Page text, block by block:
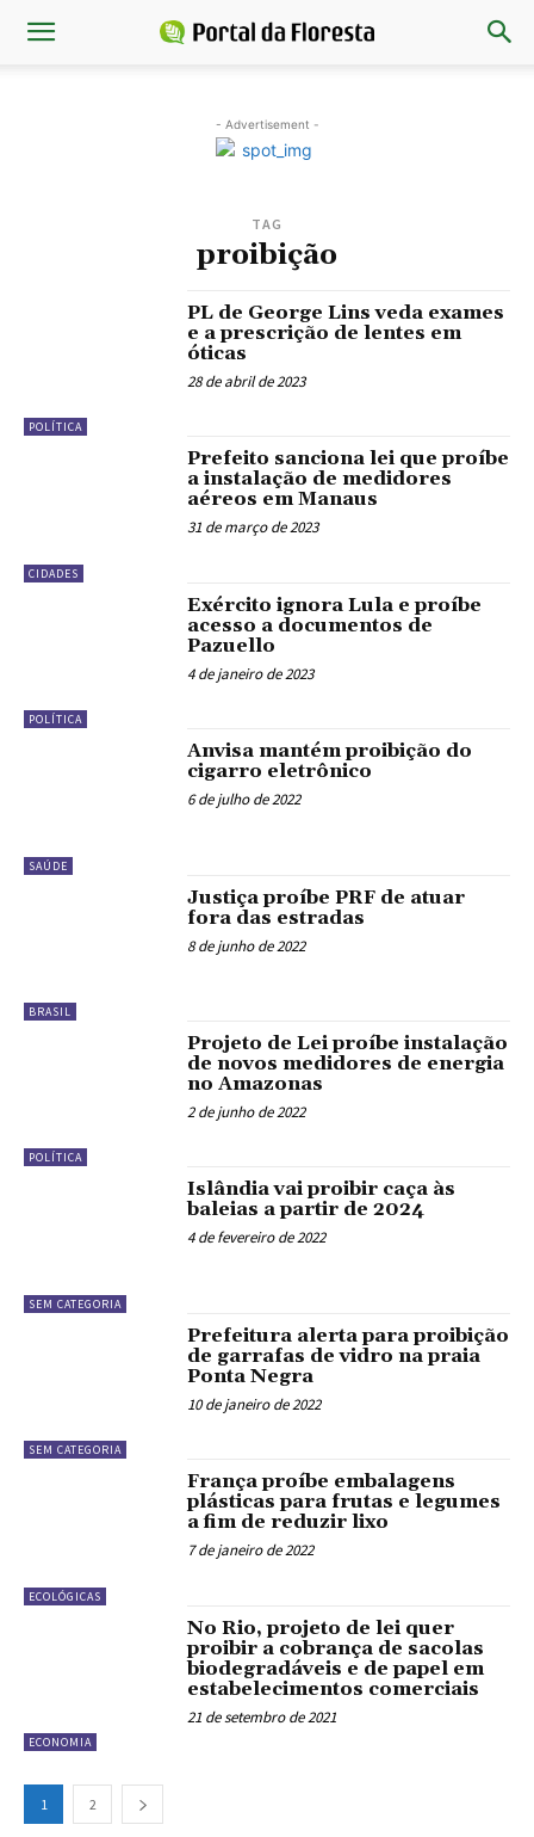
- Advertisement -
TAG
proibição
POLÍTICA
PL de George Lins veda exames
e a prescrição de lentes em
óticas
28 de abril de 2023
CIDADES
Prefeito sanciona lei que proíbe
a instalação de medidores
aéreos em Manaus
31 de março de 2023
POLÍTICA
Exército ignora Lula e proíbe
acesso a documentos de
Pazuello
4 de janeiro de 2023
SAÚDE
Anvisa mantém proibição do
cigarro eletrônico
6 de julho de 2022
BRASIL
Justiça proíbe PRF de atuar
fora das estradas
8 de junho de 2022
POLÍTICA
Projeto de Lei proíbe instalação
de novos medidores de energia
no Amazonas
2 de junho de 2022
SEM CATEGORIA
Islândia vai proibir caça às
baleias a partir de 2024
4 de fevereiro de 2022
SEM CATEGORIA
Prefeitura alerta para proibição
de garrafas de vidro na praia
Ponta Negra
10 de janeiro de 2022
ECOLÓGICAS
França proíbe embalagens
plásticas para frutas e legumes
a fim de reduzir lixo
7 de janeiro de 2022
ECONOMIA
No Rio, projeto de lei quer
proibir a cobrança de sacolas
biodegradáveis e de papel em
estabelecimentos comerciais
21 de setembro de 2021
1 2